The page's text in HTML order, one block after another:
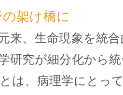
架け橋に
来、生命現象を統
研究が細分化から
は、病理学にとっ